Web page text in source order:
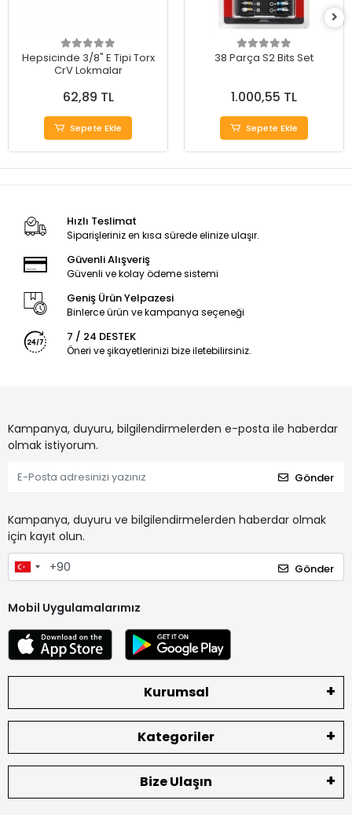
Hepsicinde 3/8" E Tipi Torx
CrV Lokmalar
62,89 TL
Sepete Ekle
38 Parça S2 Bits Set
1.000,55 TL
Sepete Ekle
Hızlı Teslimat
Siparişleriniz en kısa sürede elinize ulaşır.
Güvenli Alışveriş
Güvenli ve kolay ödeme sistemi
Geniş Ürün Yelpazesi
Binlerce ürün ve kampanya seçeneği
7 / 24 DESTEK
Öneri ve şikayetlerinizi bize iletebilirsiniz.
Kampanya, duyuru, bilgilendirmelerden e-posta ile haberdar
olmak istiyorum.
Gönder
Kampanya, duyuru ve bilgilendirmelerden haberdar olmak
için kayıt olun.
Gönder
Mobil Uygulamalarımız
Kurumsal
Kategoriler
Bize Ulaşın